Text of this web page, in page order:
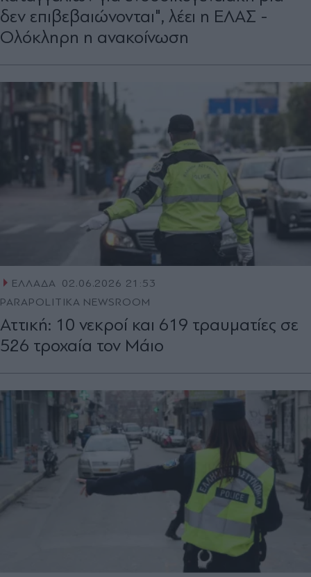
δεν επιβεβαιώνονται", λέει η ΕΛΑΣ -
Ολόκληρη η ανακοίνωση
ΕΛΛΑΔΑ
02.06.2026 21:53
PARAPOLITIKA NEWSROOM
Αττική: 10 νεκροί και 619 τραυματίες σε
526 τροχαία τον Μάιο